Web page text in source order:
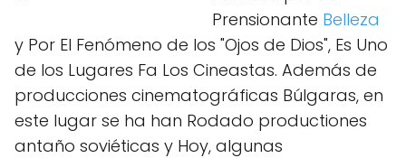
Prensionante Belleza
y Por El Fenómeno de los "Ojos de Dios", Es Uno
de los Lugares Fa Los Cineastas. Además de
producciones cinematográficas Búlgaras, en
este lugar se ha han Rodado productiones
antaño soviéticas y Hoy, algunas